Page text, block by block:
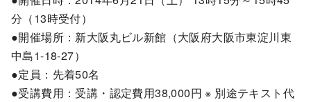
分（13時受付）
●開催場所：新大阪丸ビル新館（大阪府大阪市東淀川東
中島1-18-27）
●定員：先着50名
●受講費用：受講・認定費用38,000円 ※ 別途テキスト代